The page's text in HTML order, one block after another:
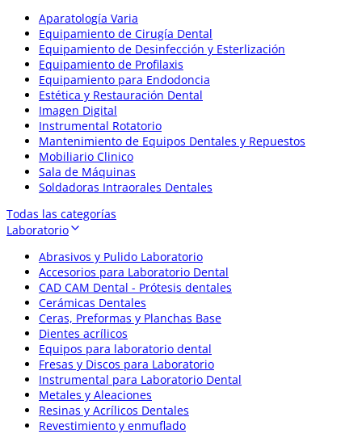
Aparatología Varia
Equipamiento de Cirugía Dental
Equipamiento de Desinfección y Esterlización
Equipamiento de Profilaxis
Equipamiento para Endodoncia
Estética y Restauración Dental
Imagen Digital
Instrumental Rotatorio
Mantenimiento de Equipos Dentales y Repuestos
Mobiliario Clinico
Sala de Máquinas
Soldadoras Intraorales Dentales
Todas las categorías
Laboratorio
Abrasivos y Pulido Laboratorio
Accesorios para Laboratorio Dental
CAD CAM Dental - Prótesis dentales
Cerámicas Dentales
Ceras, Preformas y Planchas Base
Dientes acrílicos
Equipos para laboratorio dental
Fresas y Discos para Laboratorio
Instrumental para Laboratorio Dental
Metales y Aleaciones
Resinas y Acrílicos Dentales
Revestimiento y enmuflado